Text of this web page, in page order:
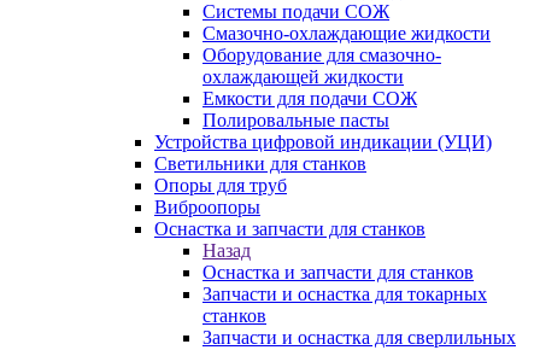
Системы подачи СОЖ
Смазочно-охлаждающие жидкости
Оборудование для смазочно-
охлаждающей жидкости
Емкости для подачи СОЖ
Полировальные пасты
Устройства цифровой индикации (УЦИ)
Светильники для станков
Опоры для труб
Виброопоры
Оснастка и запчасти для станков
Назад
Оснастка и запчасти для станков
Запчасти и оснастка для токарных
станков
Запчасти и оснастка для сверлильных